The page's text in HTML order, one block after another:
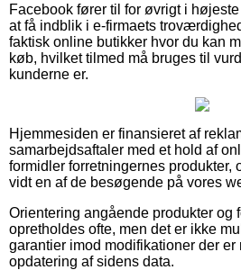
Facebook fører til for øvrigt i
at få indblik i e-firmaets
faktisk online butikker hvor du kan
køb, hvilket tilmed må bruges til
kunderne er.
Hjemmesiden er finansieret af
samarbejdsaftaler med et hold af
formidler forretningernes produkter,
vidt en af de besøgende på vores
Orientering angående produkter og
opretholdes ofte, men det er ikke
garantier imod modifikationer der er
opdatering af sidens data.